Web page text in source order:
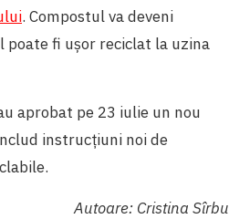
. Compostul va deveni
fi ușor reciclat la uzina
aprobat pe 23 iulie un nou
instrucțiuni noi de
Autoare: Cristina Sîrbu